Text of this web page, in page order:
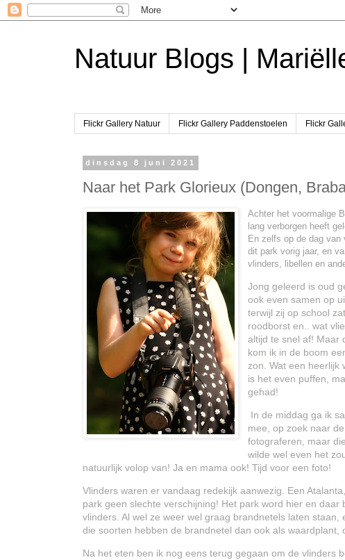
Natuur Blogs |
Flickr Gallery Natuur Flickr Gallery Paddenstoelen Flickr
dinsdag 8 juni 2021
Naar het Park Glorieux (Dongen,
Achter het voormalige
lang verborgen heeft
En zelfs op de dag van
dit park vorig jaar, en
vlinders, libellen en
Jong geleerd is oud
ook even samen op
terwijl zij op school
roodborst en.. wat
altijd te snel af! Maar
kom ik in de boom
zon. Wat een heerlijk
is het even puffen,
gehad!
In de middag ga ik
mee, op zoek naar
fotograferen, maar
wilde wel even het
natuurlijk volop van! Ja en mama ook! Tijd voor een foto!
Vlinders waren er vandaag redekijk aanwezig. Een
park geen slechte verschijning! Het park word hier en
vlinders. Al wel ze weer wel graag brandnetels laten
die soorten hebben de brandnetel dan ook als waardplant,
Na het eten ben ik nog eens terug gegaan om de vlinders